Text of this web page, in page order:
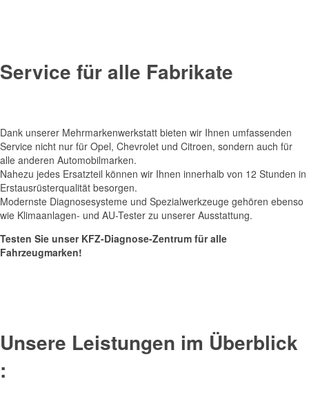
Service für alle Fabrikate
Dank unserer Mehrmarkenwerkstatt bieten wir Ihnen umfassenden
Service nicht nur für Opel, Chevrolet und Citroen, sondern auch für
alle anderen Automobilmarken.
Nahezu jedes Ersatzteil können wir Ihnen innerhalb von 12 Stunden in
Erstausrüsterqualität besorgen.
Modernste Diagnosesysteme und Spezialwerkzeuge gehören ebenso
wie Klimaanlagen- und AU-Tester zu unserer Ausstattung.
Testen Sie unser KFZ-Diagnose-Zentrum für alle
Fahrzeugmarken!
Unsere Leistungen im Überblick
: